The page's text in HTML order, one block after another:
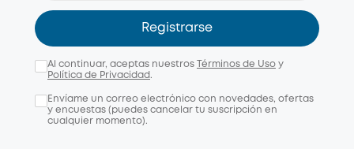
Registrarse
Al continuar, aceptas nuestros Términos de Uso y
Política de Privacidad.
Envíame un correo electrónico con novedades, ofertas
y encuestas (puedes cancelar tu suscripción en
cualquier momento).